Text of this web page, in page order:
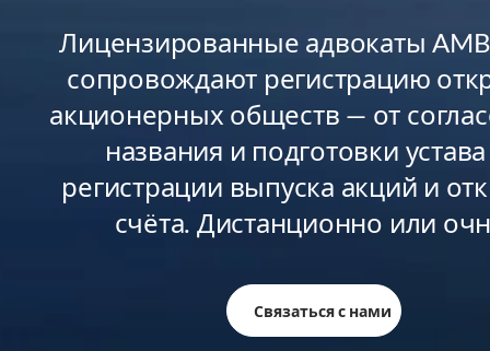
Лицензированные адвокаты
сопровождают регистрацию
акционерных обществ — от
названия и подготовки
регистрации выпуска акций и
счёта. Дистанционно или
Связаться с нами